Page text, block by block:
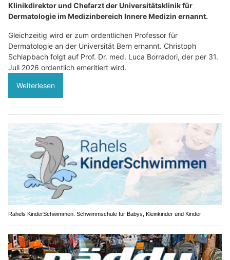
Klinikdirektor und Chefarzt der Universitätsklinik für
Dermatologie im Medizinbereich Innere Medizin ernannt.
Gleichzeitig wird er zum ordentlichen Professor für
Dermatologie an der Universität Bern ernannt. Christoph
Schlapbach folgt auf Prof. Dr. med. Luca Borradori, der per 31.
Juli 2026 ordentlich emeritiert wird.
Weiterlesen
Rahels KinderSchwimmen: Schwimmschule für Babys, Kleinkinder und Kinder